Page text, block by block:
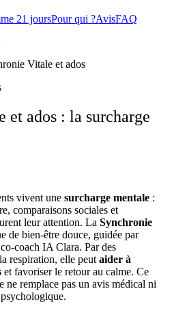
21 joursPour qui ?AvisFAQ
Vitale et ados
et ados : la surcharge
vivent une surcharge mentale :
comparaisons sociales et
leur attention. La Synchronie
de bien-être douce, guidée par
coach IA Clara. Par des
respiration, elle peut aider à
et favoriser le retour au calme. Ce
ne remplace pas un avis médical ni